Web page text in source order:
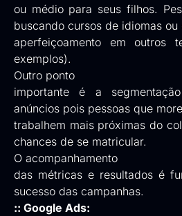
ou médio para seus filhos.
buscando cursos de idiomas ou
aperfeiçoamento em outros
exemplos).
Outro ponto
importante é a
anúncios pois pessoas que
trabalhem mais próximas do
chances de se matricular.
O acompanhamento
das métricas e resultados é
sucesso das campanhas.
:: Google Ads: